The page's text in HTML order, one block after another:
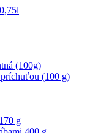
(100g)
príchuťou (100 g)
g